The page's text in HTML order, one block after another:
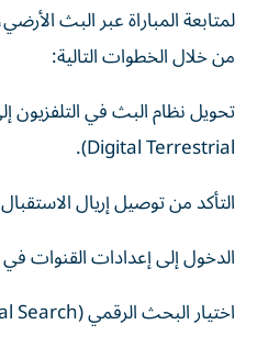
لمتابعة المباراة عبر البث
من خلال الخطوات التالية:
Digital Terrestrial).
التأكد من توصيل إريال
الدخول إلى إعدادات القنوات في
اختيار البحث الرقمي (Digital Search).